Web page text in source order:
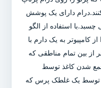
دارای یک پوشش
استفاده از الگو
کامپیوتر به یک دارم با
از بین تمام مناطقی که
شدن کاغذ توسط
توسط یک غلطک پرس که